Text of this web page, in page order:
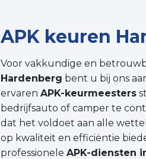
APK keuren
Voor vakkundige en
Hardenberg bent u bij ons
ervaren APK-keurmeesters
bedrijfsauto of camper te
dat het voldoet aan alle
op kwaliteit en efficiëntie
professionele APK-diensten